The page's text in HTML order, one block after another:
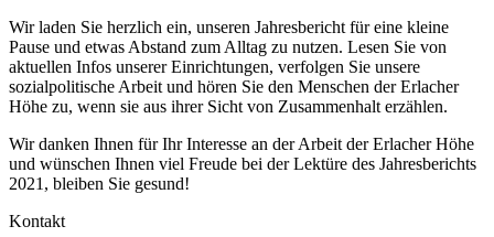
Wir laden Sie herzlich ein, unseren Jahresbericht für eine kleine
Pause und etwas Abstand zum Alltag zu nutzen. Lesen Sie von
aktuellen Infos unserer Einrichtungen, verfolgen Sie unsere
sozialpolitische Arbeit und hören Sie den Menschen der Erlacher
Höhe zu, wenn sie aus ihrer Sicht von Zusammenhalt erzählen.
Wir danken Ihnen für Ihr Interesse an der Arbeit der Erlacher Höhe
und wünschen Ihnen viel Freude bei der Lektüre des Jahresberichts
2021, bleiben Sie gesund!
Kontakt